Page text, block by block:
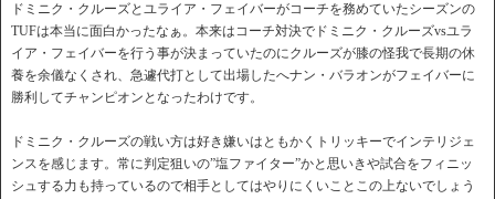
ドミニク・クルーズとユライア・フェイバーがコーチを務めていたシーズンの
TUFは本当に面白かったなぁ。本来はコーチ対決でドミニク・クルーズvsユラ
イア・フェイバーを行う事が決まっていたのにクルーズが膝の怪我で長期の休
養を余儀なくされ、急遽代打として出場したへナン・バラオンがフェイバーに
勝利してチャンピオンとなったわけです。
ドミニク・クルーズの戦い方は好き嫌いはともかくトリッキーでインテリジェ
ンスを感じます。常に判定狙いの”塩ファイター”かと思いきや試合をフィニッ
シュする力も持っているので相手としてはやりにくいことこの上ないでしょう